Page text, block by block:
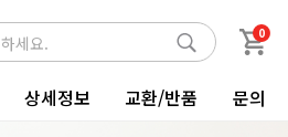
0
상세정보 교환/반품 문의